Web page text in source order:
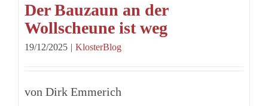
Der Bauzaun an der
Wollscheune ist weg
19/12/2025 | KlosterBlog
von Dirk Emmerich